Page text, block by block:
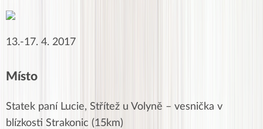
13.-17. 4. 2017
Místo
Statek paní Lucie, Střítež u Volyně – vesnička v
blízkosti Strakonic (15km)